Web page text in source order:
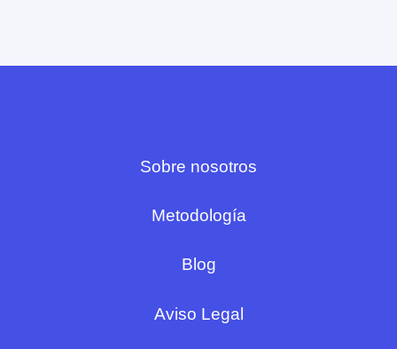
Sobre nosotros
Metodología
Blog
Aviso Legal